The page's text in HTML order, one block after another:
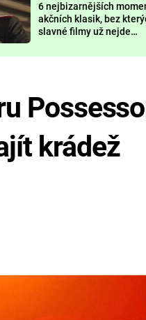
6 nejbizarnějších
akčních klasik, bez
slavné filmy už nejde
krádež